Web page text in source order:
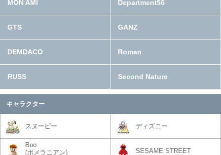
MON AMI Department56
GTS GANZ
DEMDACO Roman
RUSS Second Nature
キャラクター
スヌーピー ディズニー
Boo
(ポメラニアン)
SESAME STREET